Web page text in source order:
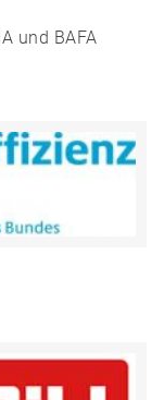
und BAFA